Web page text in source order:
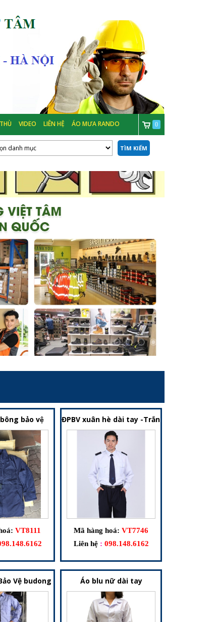
VIDEO LIÊN HỆ ÁO MƯA RANDO 0
TÌM KIẾM
bảo vệ
VT8111
ĐPBV xuân hè dài tay -Trắng
Mã hàng hoá: VT7746
Liên hệ : 098.148.6162
Vệ budong Áo blu nữ dài tay